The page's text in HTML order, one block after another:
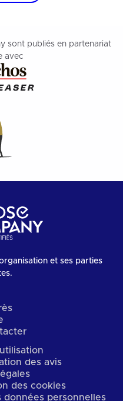
sont publiés en partenariat
avec
et ses parties
des avis
des cookies
personnelles